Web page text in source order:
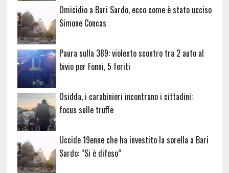
Omicidio a Bari Sardo, ecco come è stato ucciso
Simone Concas
Paura sulla 389: violento scontro tra 2 auto al
bivio per Fonni, 5 feriti
Osidda, i carabinieri incontrano i cittadini:
focus sulle truffe
Uccide 19enne che ha investito la sorella a Bari
Sardo: “Si è difeso”